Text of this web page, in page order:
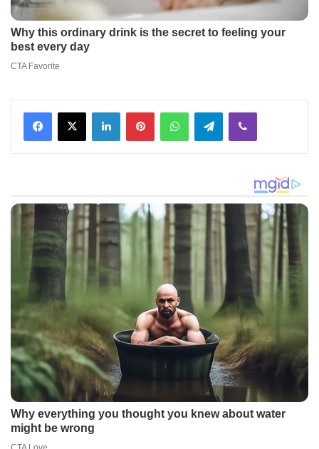
Facebook
X LinkedInPinterestWhatsAppTelegramViber